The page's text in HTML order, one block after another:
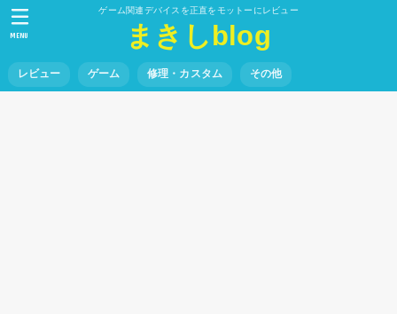
ゲーム関連デバイスを正直をモットーにレビュー
まきしblog
レビュー ゲーム 修理・カスタム その他
MENU